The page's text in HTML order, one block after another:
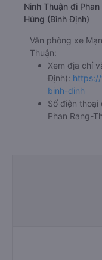
Ninh Thuận đi
Hùng (Bình Định)
Văn phòng xe
Thuận:
Xem địa chỉ
Định):
binh-dinh
Số điện thoại
Phan Rang-